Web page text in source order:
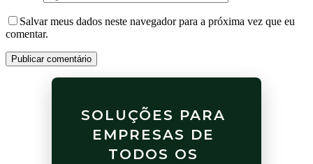
Salvar meus dados neste navegador para a próxima vez que eu
comentar.
Publicar comentário
SOLUÇÕES PARA
EMPRESAS DE
TODOS OS